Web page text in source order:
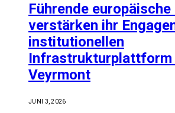
Führende europäische
verstärken ihr
institutionellen
Infrastrukturplattform
Veyrmont
JUNI 3, 2026